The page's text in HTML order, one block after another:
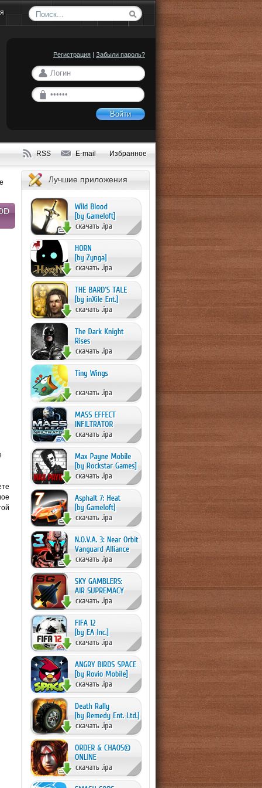
Регистрация | Забыли пароль?
Войти
RSS E-mail Избранное
Лучшие приложения